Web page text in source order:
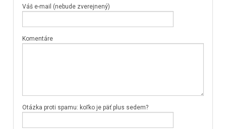
Váš e-mail (nebude zverejnený)
Komentáre
Otázka proti spamu: koľko je päť plus sedem?